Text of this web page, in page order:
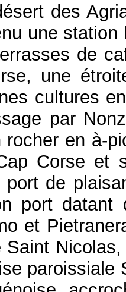
des
une
de
une
cultures
par
rocher en à-
Corse et
de
port datant
et
Saint